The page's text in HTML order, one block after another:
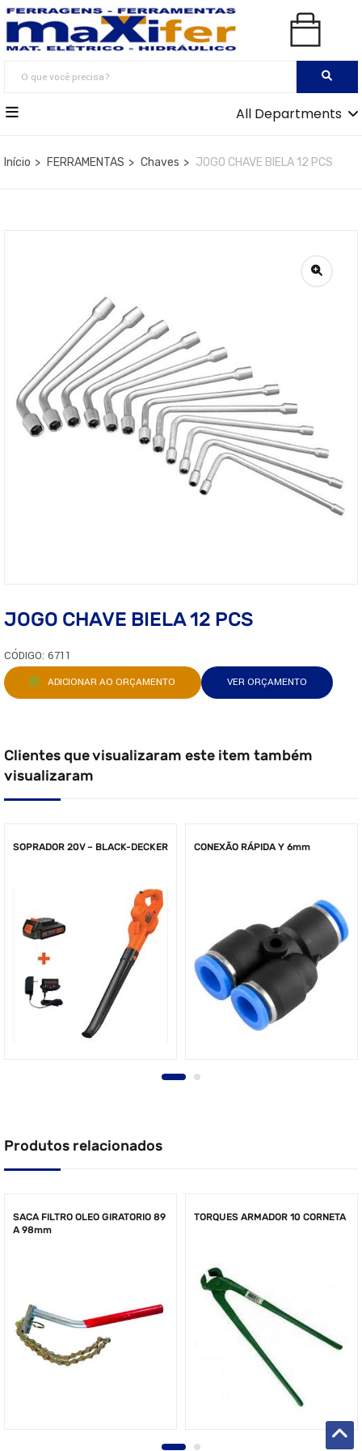
All Departments
Início FERRAMENTAS Chaves JOGO CHAVE BIELA 12 PCS
JOGO CHAVE BIELA 12 PCS
CÓDIGO: 6711
ADICIONAR AO ORÇAMENTO VER ORÇAMENTO
Clientes que visualizaram este item também
visualizaram
SOPRADOR 20V – BLACK-DECKER CONEXÃO RÁPIDA Y 6mm
Produtos relacionados
SACA FILTRO OLEO GIRATORIO 89
A 98mm
TORQUES ARMADOR 10 CORNETA